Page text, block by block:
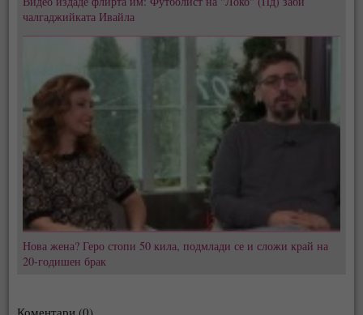
чалгаджийката Ивайла
Нова жена? Геро стопи 50 кила, подмлади се и сложи край на
20-годишен брак
Коментари (0)